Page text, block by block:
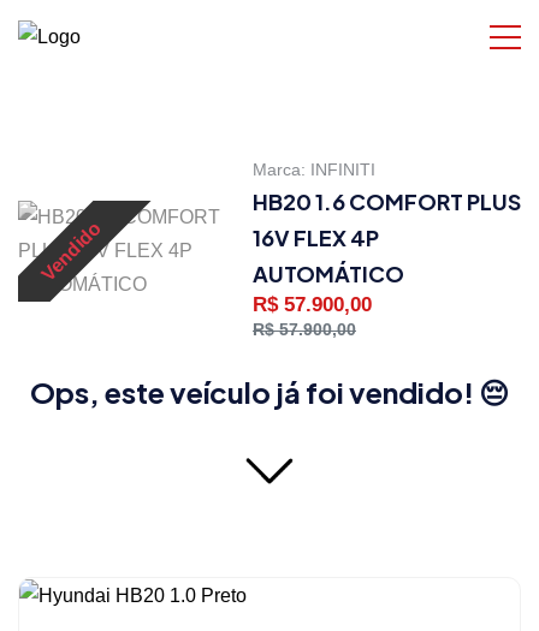
Vendido
Marca: INFINITI
HB20 1.6 COMFORT PLUS
16V FLEX 4P
AUTOMÁTICO
R$ 57.900,00
R$ 57.900,00
Ops, este veículo já foi vendido! 😔